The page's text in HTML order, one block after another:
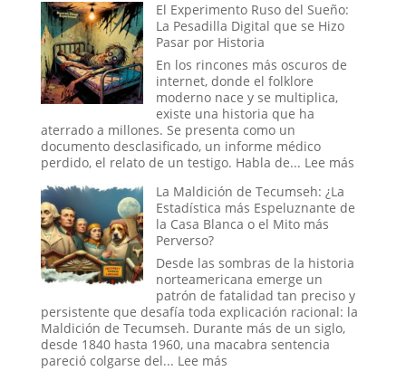
de
Negro
Cristal
y
el
Engaño:
Los
Cráneos
que
Espantaron
a
la
y
Sedujeron
a
Nueva
Era
El Experimento Ruso del Sueño:
La Pesadilla Digital que se Hizo
Pasar por Historia
En los rincones más oscuros de
internet, donde el folklore
moderno nace y se multiplica,
existe una historia que ha
aterrado a millones. Se presenta como un
documento desclasificado, un informe médico
perdido, el relato de un testigo. Habla de... Lee más:
Ruso
La
Digital
que
La Maldición de Tecumseh: ¿La
Estadística más Espeluznante de
la Casa Blanca o el Mito más
Perverso?
Desde las sombras de la historia
norteamericana emerge un
patrón de fatalidad tan preciso y
persistente que desafía toda explicación racional: la
Maldición de Tecumseh. Durante más de un siglo,
desde 1840 hasta 1960, una macabra sentencia
pareció colgarse del... Lee más: